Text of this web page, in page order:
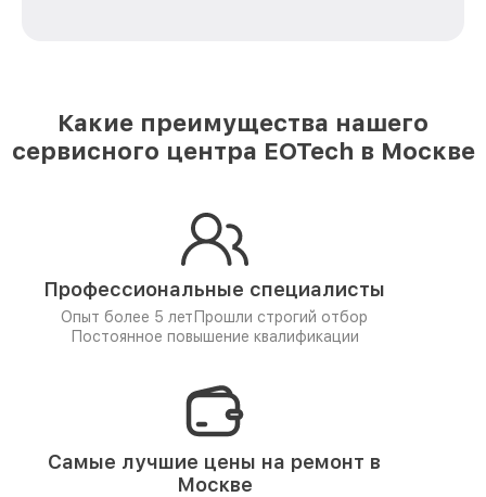
Какие преимущества нашего
сервисного центра EOTech в Москве
Профессиональные специалисты
Опыт более 5 лет Прошли строгий отбор
Постоянное повышение квалификации
Самые лучшие цены на ремонт в
Москве